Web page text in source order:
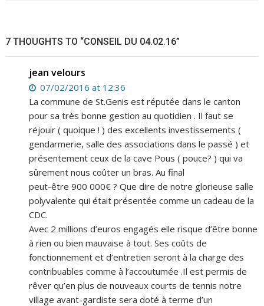
de
l’article
7 THOUGHTS TO “CONSEIL DU 04.02.16”
jean velours
07/02/2016 at 12:36
La commune de St.Genis est réputée dans le canton
pour sa très bonne gestion au quotidien . Il faut se
réjouir ( quoique ! ) des excellents investissements (
gendarmerie, salle des associations dans le passé ) et
présentement ceux de la cave Pous ( pouce? ) qui va
sûrement nous coûter un bras. Au final
peut-être 900 000€ ? Que dire de notre glorieuse salle
polyvalente qui était présentée comme un cadeau de la
CDC.
Avec 2 millions d’euros engagés elle risque d’être bonne
à rien ou bien mauvaise à tout. Ses coûts de
fonctionnement et d’entretien seront à la charge des
contribuables comme à l’accoutumée .Il est permis de
rêver qu’en plus de nouveaux courts de tennis notre
village avant-gardiste sera doté à terme d’un